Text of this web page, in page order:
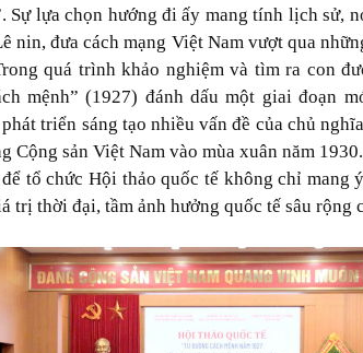
Sự lựa chọn hướng đi ấy mang tính lịch sử,
nin, đưa cách mạng Việt Nam vượt qua
quá trình khảo nghiệm và tìm ra con
mệnh” (1927) đánh dấu một giai đoạn
triển sáng tạo nhiều vấn đề của chủ
Cộng sản Việt Nam vào mùa xuân năm 1930.
tổ chức Hội thảo quốc tế không chỉ mang
trị thời đại, tầm ảnh hưởng quốc tế sâu rộng